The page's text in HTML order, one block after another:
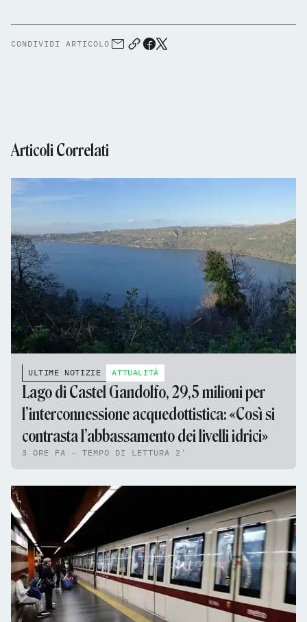
CONDIVIDI ARTICOLO
Articoli Correlati
ULTIME NOTIZIE ATTUALITÀ
Lago di Castel Gandolfo, 29,5 milioni per
l’interconnessione acquedottistica: «Così si
contrasta l’abbassamento dei livelli idrici»
3 ORE FA - TEMPO DI LETTURA 2'